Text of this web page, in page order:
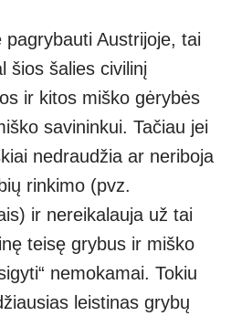
Austrijoje, tai
šios šalies civilinį
ir kitos miško gėrybės
savininkui. Tačiau jei
nedraudžia ar neriboja
rinkimo (pvz.
ir nereikalauja už tai
teisę grybus ir miško
nemokamai. Tokiu
leistinas grybų